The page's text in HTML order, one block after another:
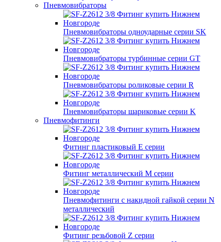
Пневмовибраторы
Пневмовибраторы одноударные серии SK
Пневмовибраторы турбинные серии GT
Пневмовибраторы роликовые серии R
Пневмовибраторы шариковые серии K
Пневмофитинги
Фитинг пластиковый E серии
Фитинг металлический M серии
Пневмофитинги с накидной гайкой серии N
металлический
Фитинг резьбовой Z серии